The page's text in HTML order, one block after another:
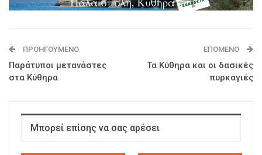
ΠΡΟΗΓΟΎΜΕΝΟ
Παράτυποι μετανάστες
στα Κύθηρα
ΕΠΌΜΕΝΟ
Τα Κύθηρα και οι δασικές
πυρκαγιές
Μπορεί επίσης να σας αρέσει